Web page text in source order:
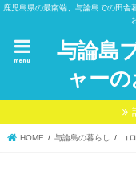
鹿児島県の最南端、与論島での田舎
与論島
ャー
menu
HOME 与論島の暮らし コ